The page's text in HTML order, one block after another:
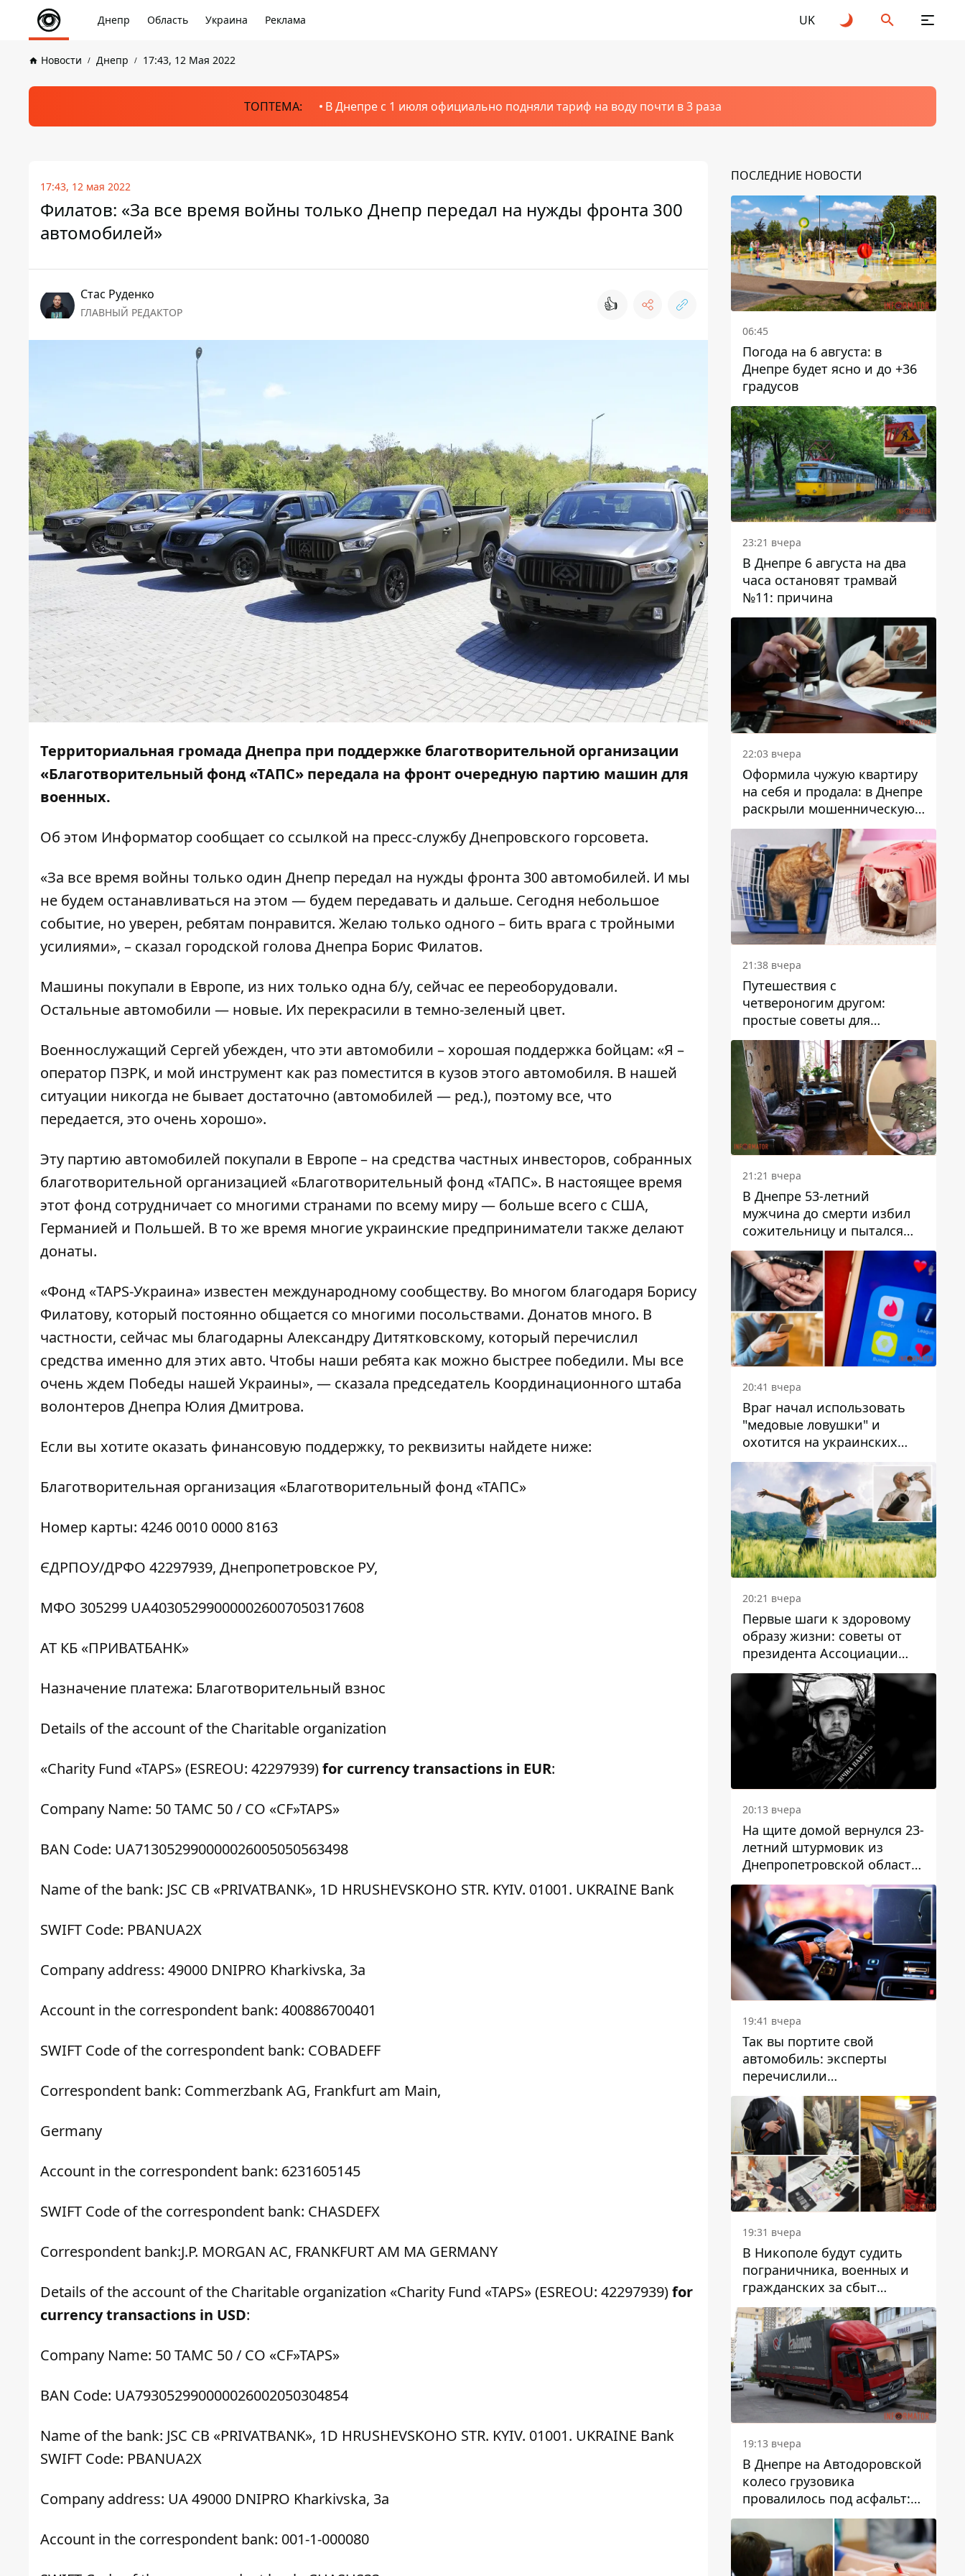
Днепр Область Украина Реклама UK
Новости Днепр 17:43, 12 Мая 2022
ТОПТЕМА: В Днепре с 1 июля официально подняли тариф на воду почти в 3 раза
17:43, 12 мая 2022
Филатов: «За все время войны только Днепр передал на нужды фронта 300
автомобилей»
Стаc Руденко
ГЛАВНЫЙ РЕДАКТОР 👍
Территориальная громада Днепра при поддержке благотворительной организации
«Благотворительный фонд «ТАПС» передала на фронт очередную партию машин для
военных.
Об этом Информатор сообщает со ссылкой на пресс-службу Днепровского горсовета.
«За все время войны только один Днепр передал на нужды фронта 300 автомобилей. И мы
не будем останавливаться на этом — будем передавать и дальше. Сегодня небольшое
событие, но уверен, ребятам понравится. Желаю только одного – бить врага с тройными
усилиями», – сказал городской голова Днепра Борис Филатов.
Машины покупали в Европе, из них только одна б/у, сейчас ее переоборудовали.
Остальные автомобили — новые. Их перекрасили в темно-зеленый цвет.
Военнослужащий Сергей убежден, что эти автомобили – хорошая поддержка бойцам: «Я –
оператор ПЗРК, и мой инструмент как раз поместится в кузов этого автомобиля. В нашей
ситуации никогда не бывает достаточно (автомобилей — ред.), поэтому все, что
передается, это очень хорошо».
Эту партию автомобилей покупали в Европе – на средства частных инвесторов, собранных
благотворительной организацией «Благотворительный фонд «ТАПС». В настоящее время
этот фонд сотрудничает со многими странами по всему миру — больше всего с США,
Германией и Польшей. В то же время многие украинские предприниматели также делают
донаты.
«Фонд «TAPS-Украина» известен международному сообществу. Во многом благодаря Борису
Филатову, который постоянно общается со многими посольствами. Донатов много. В
частности, сейчас мы благодарны Александру Дитятковскому, который перечислил
средства именно для этих авто. Чтобы наши ребята как можно быстрее победили. Мы все
очень ждем Победы нашей Украины», — сказала председатель Координационного штаба
волонтеров Днепра Юлия Дмитрова.
Если вы хотите оказать финансовую поддержку, то реквизиты найдете ниже:
Благотворительная организация «Благотворительный фонд «ТАПС»
Номер карты: 4246 0010 0000 8163
ЄДРПОУ/ДРФО 42297939, Днепропетровское РУ,
МФО 305299 UA403052990000026007050317608
АТ КБ «ПРИВАТБАНК»
Назначение платежа: Благотворительный взнос
Details of the account of the Charitable organization
«Charity Fund «TAPS» (ESREOU: 42297939)for currency transactions in EUR:
Company Name: 50 TAMC 50 / CO «CF»TAPS»
BAN Code: UA713052990000026005050563498
Name of the bank: JSC CB «PRIVATBANK», 1D HRUSHEVSKOHO STR. KYIV. 01001. UKRAINE Bank
SWIFT Code: PBANUA2X
Company address: 49000 DNIPRO Kharkivska, 3a
Account in the correspondent bank: 400886700401
SWIFT Code of the correspondent bank: COBADEFF
Correspondent bank: Commerzbank AG, Frankfurt am Main,
Germany
Account in the correspondent bank: 6231605145
SWIFT Code of the correspondent bank: CHASDEFX
Correspondent bank:J.P. MORGAN AC, FRANKFURT AM MA GERMANY
Details of the account of the Charitable organization «Charity Fund «TAPS» (ESREOU: 42297939)for
currency transactions in USD:
Company Name: 50 TAMC 50 / CO «CF»TAPS»
BAN Code: UA793052990000026002050304854
Name of the bank: JSC CB «PRIVATBANK», 1D HRUSHEVSKOHO STR. KYIV. 01001. UKRAINE Bank
SWIFT Code: PBANUA2X
Company address: UA 49000 DNIPRO Kharkivska, 3a
Account in the correspondent bank: 001-1-000080
ПОСЛЕДНИЕ НОВОСТИ
06:45
Погода на 6 августа: в
Днепре будет ясно и до +36
градусов
23:21 вчера
В Днепре 6 августа на два
часа остановят трамвай
№11: причина
22:03 вчера
Оформила чужую квартиру
на себя и продала: в Днепре
раскрыли мошенническую
схему с недвижимостью
21:38 вчера
Путешествия с
четвероногим другом:
простые советы для
поездок с животными
21:21 вчера
В Днепре 53-летний
мужчина до смерти избил
сожительницу и пытался
скрыть преступление:
детали
20:41 вчера
Враг начал использовать
"медовые ловушки" и
охотится на украинских
военнослужащих
20:21 вчера
Первые шаги к здоровому
образу жизни: советы от
президента Ассоциации
диетологов Украины
20:13 вчера
На щите домой вернулся 23-
летний штурмовик из
Днепропетровской области
Богдан Бескровный
19:41 вчера
Так вы портите свой
автомобиль: эксперты
перечислили
распространенные
привычки водителей,
которые на самом деле
вредят машине
19:31 вчера
В Никополе будут судить
пограничника, военных и
гражданских за сбыт
психотропов
19:13 вчера
В Днепре на Автодоровской
колесо грузовика
провалилось под асфальт:
движение заблокировано